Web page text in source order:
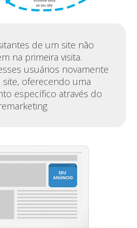
de um site não
na primeira visita.
usuários novamente
site, oferecendo uma
específico através do